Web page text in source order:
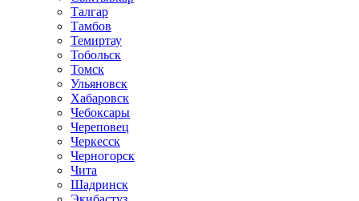
Талгар
Тамбов
Темиртау
Тобольск
Томск
Ульяновск
Хабаровск
Чебоксары
Череповец
Черкесск
Черногорск
Чита
Шадринск